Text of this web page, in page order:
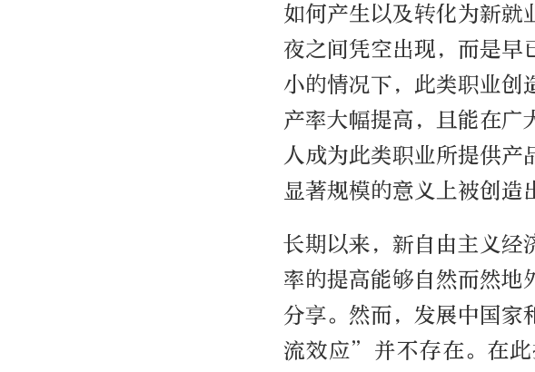
如何产生以及转化为新就
夜之间凭空出现，而是早
小的情况下，此类职业创
产率大幅提高，且能在广
人成为此类职业所提供
显著规模的意义上被创造
长期以来，新自由主义经
率的提高能够自然而然地
分享。然而，发展中国
流效应”并不存在。在此